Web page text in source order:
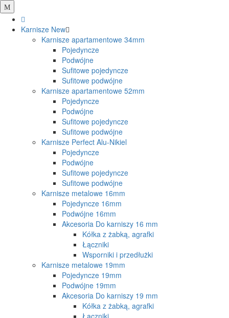
Karnisze New
Karnisze apartamentowe 34mm
Pojedyncze
Podwójne
Sufitowe pojedyncze
Sufitowe podwójne
Karnisze apartamentowe 52mm
Pojedyncze
Podwójne
Sufitowe pojedyncze
Sufitowe podwójne
Karnisze Perfect Alu-Nikiel
Pojedyncze
Podwójne
Sufitowe pojedyncze
Sufitowe podwójne
Karnisze metalowe 16mm
Pojedyncze 16mm
Podwójne 16mm
Akcesoria Do karniszy 16 mm
Kółka z żabką, agrafki
Łączniki
Wsporniki i przedłużki
Karnisze metalowe 19mm
Pojedyncze 19mm
Podwójne 19mm
Akcesoria Do karniszy 19 mm
Kółka z żabką, agrafki
Łączniki